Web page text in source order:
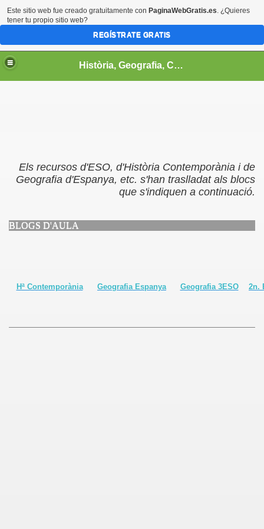
Història, Geografia, Ciències Socials
Els recursos d'ESO, d'Història Contemporània i de
Geografia d'Espanya, etc. s'han traslladat als blocs
que s'indiquen a continuació.
BLOGS D'AULA
Hª Contemporània Geografia Espanya Geografia 3ESO 2n.
Este sitio web fue creado gratuitamente con PaginaWebGratis.es. ¿Quieres
tener tu propio sitio web?
REGÍSTRATE GRATIS